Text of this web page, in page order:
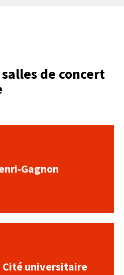
de concert
Gagnon
Cité universitaire